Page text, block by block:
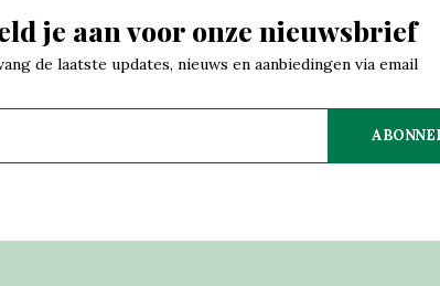
je aan voor onze nieuwsbrief
de laatste updates, nieuws en aanbiedingen via email